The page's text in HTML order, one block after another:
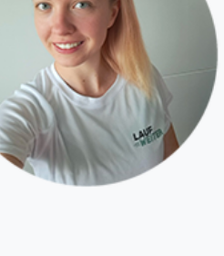
hat mir so viel gegeben –